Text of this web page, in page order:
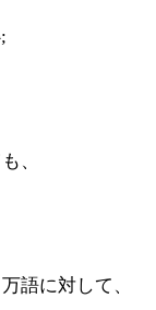
、
語に対して、